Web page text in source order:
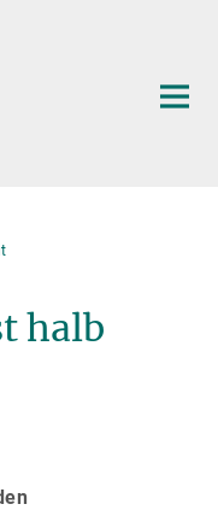
halb